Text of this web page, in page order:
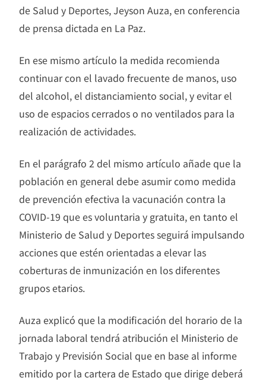
de Salud y Deportes, Jeyson Auza, en conferencia
de prensa dictada en La Paz.
En ese mismo artículo la medida recomienda
continuar con el lavado frecuente de manos, uso
del alcohol, el distanciamiento social, y evitar el
uso de espacios cerrados o no ventilados para la
realización de actividades.
En el parágrafo 2 del mismo artículo añade que la
población en general debe asumir como medida
de prevención efectiva la vacunación contra la
COVID-19 que es voluntaria y gratuita, en tanto el
Ministerio de Salud y Deportes seguirá impulsando
acciones que estén orientadas a elevar las
coberturas de inmunización en los diferentes
grupos etarios.
Auza explicó que la modificación del horario de la
jornada laboral tendrá atribución el Ministerio de
Trabajo y Previsión Social que en base al informe
emitido por la cartera de Estado que dirige deberá